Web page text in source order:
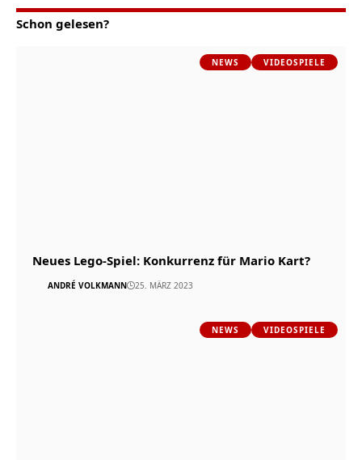
Schon gelesen?
NEWS VIDEOSPIELE
Neues Lego-Spiel: Konkurrenz für Mario Kart?
ANDRÉ VOLKMANN 25. MÄRZ 2023
NEWS VIDEOSPIELE